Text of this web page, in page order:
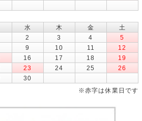
水 木 金
土
2 3 4
5
9 10 11
12
16 17 18
19
23 24 25
26
30
※赤字は休業日です